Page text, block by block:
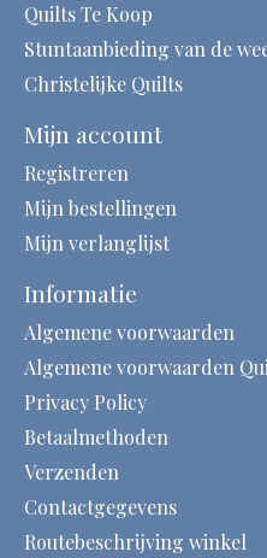
Quilts Te Koop
Stuntaanbieding van de
Christelijke Quilts
Mijn account
Registreren
Mijn bestellingen
Mijn verlanglijst
Informatie
Algemene voorwaarden
Algemene voorwaarden
Privacy Policy
Betaalmethoden
Verzenden
Contactgegevens
Routebeschrijving winkel